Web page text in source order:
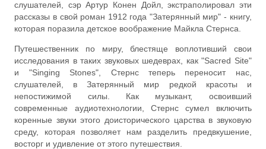
слушателей, сэр Артур Конен Дойл, экстраполировал эти
рассказы в свой роман 1912 года "Затерянный мир" - книгу,
которая поразила детское воображение Майкла Стернса.
Путешественник по миру, блестяще воплотивший свои
исследования в таких звуковых шедеврах, как "Sacred Site"
и "Singing Stones", Стернс теперь переносит нас,
слушателей, в Затерянный мир редкой красоты и
непостижимой силы. Как музыкант, освоивший
современные аудиотехнологии, Стернс сумел включить
коренные звуки этого доисторического царства в звуковую
среду, которая позволяет нам разделить предвкушение,
восторг и удивление от этого путешествия.